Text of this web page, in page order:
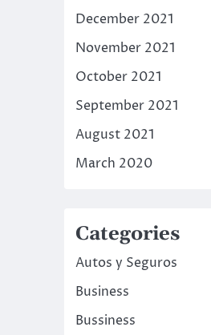
December 2021
November 2021
October 2021
September 2021
August 2021
March 2020
Categories
Autos y Seguros
Business
Bussiness